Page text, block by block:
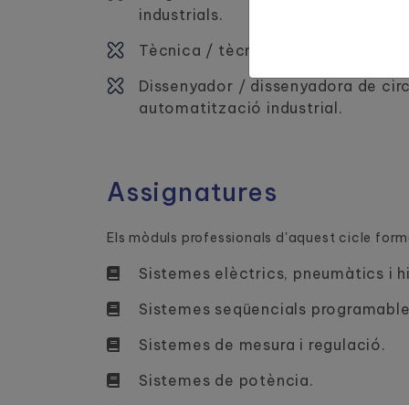
industrials.
Tècnica / tècnic en disseny de
Dissenyador / dissenyadora de
automatització industrial.
Assignatures
Els mòduls professionals d'aquest cicle
Sistemes elèctrics, pneumàtics i
Sistemes seqüencials
Sistemes de mesura i regulació.
Sistemes de potència.